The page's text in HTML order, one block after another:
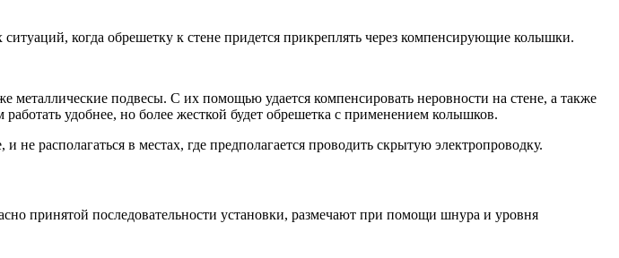
когда обрешетку к стене придется прикреплять через компенсирующие колышки.
подвесы. С их помощью удается компенсировать неровности на стене, а также
удобнее, но более жесткой будет обрешетка с применением колышков.
располагаться в местах, где предполагается проводить скрытую электропроводку.
принятой последовательности установки, размечают при помощи шнура и уровня